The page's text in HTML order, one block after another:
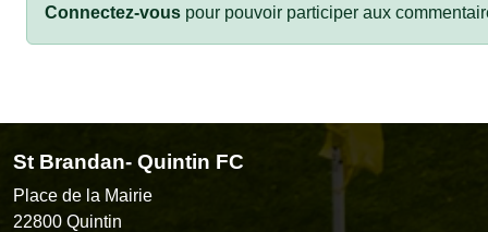
Connectez-vous pour pouvoir participer aux
St Brandan- Quintin FC
Place de la Mairie
22800 Quintin